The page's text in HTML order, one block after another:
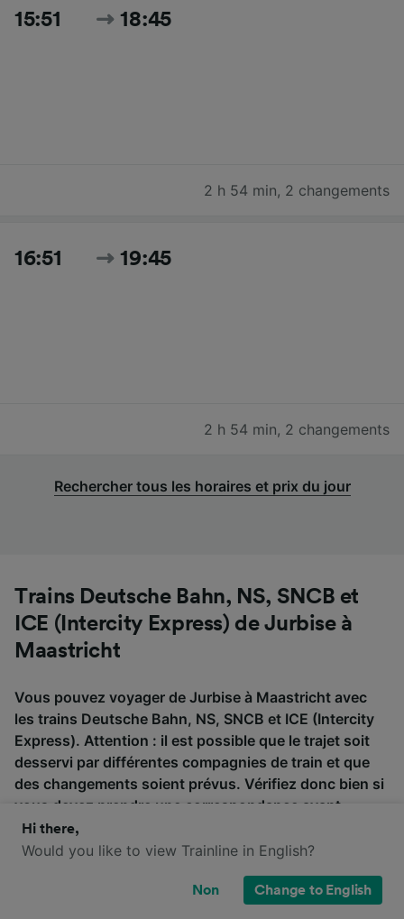
15:51 18:45
2 h 54 min, 2 changements
16:51 19:45
2 h 54 min, 2 changements
Rechercher tous les horaires et prix du jour
Trains Deutsche Bahn, NS, SNCB et
ICE (Intercity Express) de Jurbise à
Maastricht
Vous pouvez voyager de Jurbise à Maastricht avec
les trains Deutsche Bahn, NS, SNCB et ICE (Intercity
Express). Attention : il est possible que le trajet soit
desservi par différentes compagnies de train et que
des changements soient prévus. Vérifiez donc bien si
vous devez prendre une correspondance avant
d'acheter vos billets de train.
ICE
Hi there,
Would you like to view Trainline in English?
Non Change to English